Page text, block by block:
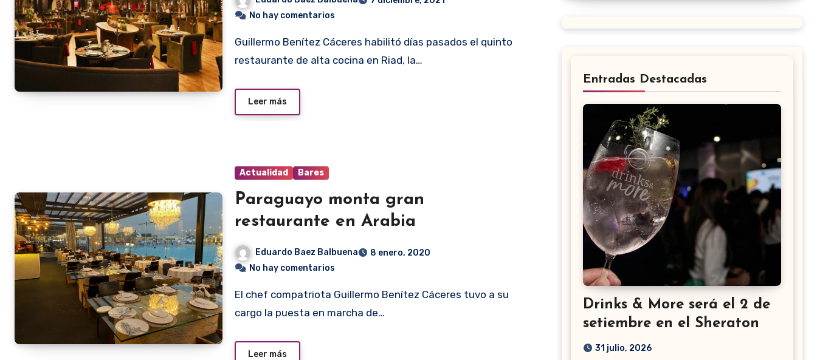
No hay comentarios
Guillermo Benítez Cáceres habilitó días pasados el quinto
restaurante de alta cocina en Riad, la…
Leer más
Actualidad Bares
Paraguayo monta gran
restaurante en Arabia
Eduardo Baez Balbuena
8 enero, 2020
No hay comentarios
El chef compatriota Guillermo Benítez Cáceres tuvo a su
cargo la puesta en marcha de…
Leer más
Entradas Destacadas
Drinks & More será el 2 de
setiembre en el Sheraton
31 julio, 2026